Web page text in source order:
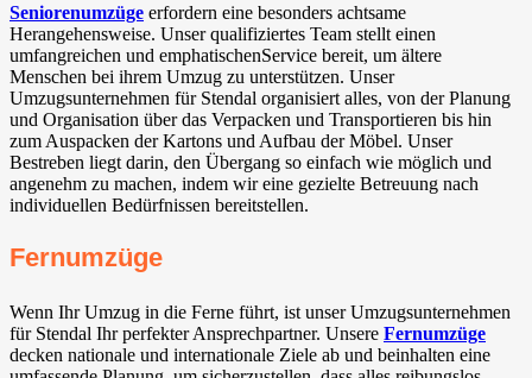
Seniorenumzüge erfordern eine besonders achtsame
Herangehensweise. Unser qualifiziertes Team stellt einen
umfangreichen und emphatischenService bereit, um ältere
Menschen bei ihrem Umzug zu unterstützen. Unser
Umzugsunternehmen für Stendal organisiert alles, von der Planung
und Organisation über das Verpacken und Transportieren bis hin
zum Auspacken der Kartons und Aufbau der Möbel. Unser
Bestreben liegt darin, den Übergang so einfach wie möglich und
angenehm zu machen, indem wir eine gezielte Betreuung nach
individuellen Bedürfnissen bereitstellen.
Fernumzüge
Wenn Ihr Umzug in die Ferne führt, ist unser Umzugsunternehmen
für Stendal Ihr perfekter Ansprechpartner. Unsere Fernumzüge
decken nationale und internationale Ziele ab und beinhalten eine